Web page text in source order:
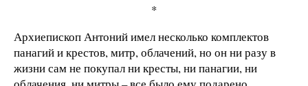
*
Архиепископ Антоний имел несколько комплектов
панагий и крестов, митр, облачений, но он ни разу в
жизни сам не покупал ни кресты, ни панагии, ни